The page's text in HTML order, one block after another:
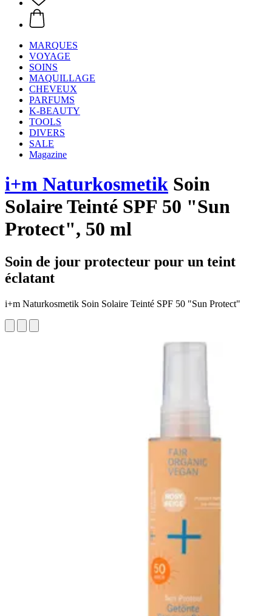
MARQUES
VOYAGE
SOINS
MAQUILLAGE
CHEVEUX
PARFUMS
K-BEAUTY
TOOLS
DIVERS
SALE
Magazine
i+m Naturkosmetik Soin
Solaire Teinté SPF 50 "Sun
Protect", 50 ml
Soin de jour protecteur pour un teint
éclatant
i+m Naturkosmetik Soin Solaire Teinté SPF 50 "Sun Protect"